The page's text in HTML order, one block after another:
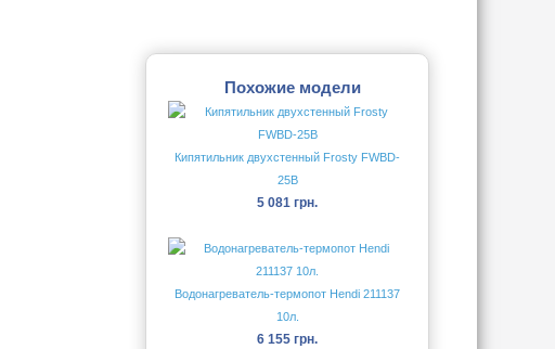
Похожие модели
Кипятильник двухстенный Frosty FWBD-
25B
5 081 грн.
Водонагреватель-термопот Hendi 211137
10л.
6 155 грн.